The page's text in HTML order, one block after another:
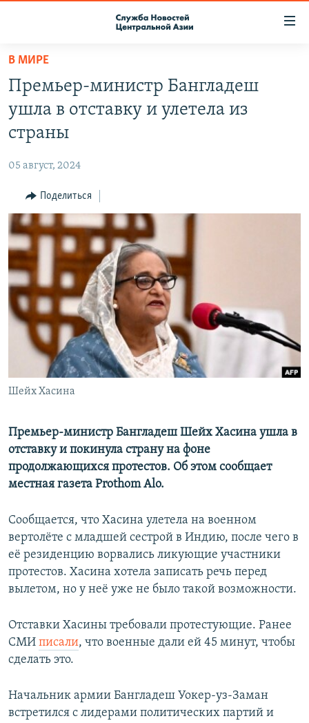
Вернуться
основному
содержанию
Вернутся
главной
навигации
Вернутся
поиску
ПОДПИСКА
НАСТОЯЩЕЕ ВРЕМЯ
МИГРАНТ МЕДИА
В МИРЕ
Премьер-министр Бангладеш
ушла в отставку и улетела из
страны
05 август, 2024
Поделиться
Шейх Хасина
Премьер-министр Бангладеш Шейх Хасина ушла в
отставку и покинула страну на фоне
продолжающихся протестов. Об этом сообщает
местная газета Prothom Alo.
Сообщается, что Хасина улетела на военном
вертолёте с младшей сестрой в Индию, после чего в
её резиденцию ворвались ликующие участники
протестов. Хасина хотела записать речь перед
вылетом, но у неё уже не было такой возможности.
Отставки Хасины требовали протестующие. Ранее
СМИ писали, что военные дали ей 45 минут, чтобы
сделать это.
Начальник армии Бангладеш Уокер-уз-Заман
встретился с лидерами политических партий и